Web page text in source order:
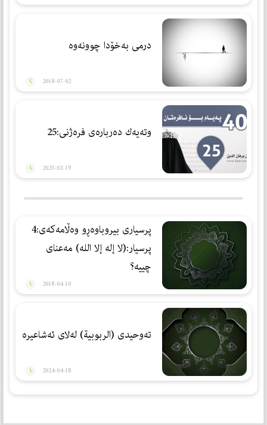
درمی به‌خۆدا چوونه‌وه‌
2018-07-02
وتەیەك دەربارەی فرەژنی:25
2023-02-19
پرسیاری بیروباوه‌ڕو وه‌ڵامه‌كه‌ی:4
پرسیار:(لا إله إلا الله) مه‌عنای
چییه‌؟
2018-04-10
تەوحیدی (الربوبیة) لەلای ئەشاعیرە
2024-04-18